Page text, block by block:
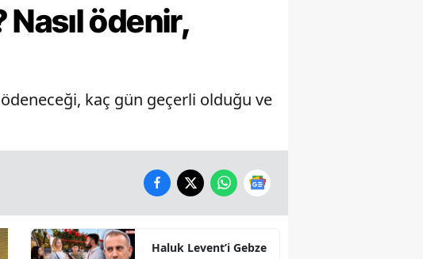
Nasıl ödenir,
ödeneceği, kaç gün geçerli olduğu ve
Haluk Levent’i Gebze